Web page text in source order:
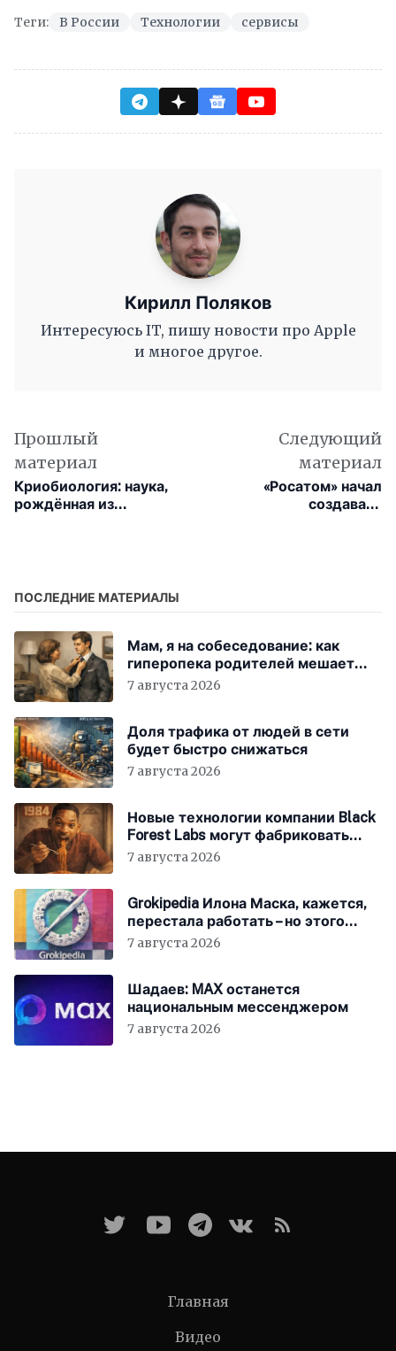
Теги: В России Технологии сервисы
Кирилл Поляков
Интересуюсь IT, пишу новости про Apple
и многое другое.
Прошлый
материал
Криобиология: наука,
рождённая из
Следующий
материал
«Росатом» начал
создавать
ПОСЛЕДНИЕ МАТЕРИАЛЫ
Мам, я на собеседование: как
гиперопека родителей мешает
«зумерам» устроиться в компанию
7 августа 2026
Доля трафика от людей в сети
будет быстро снижаться
7 августа 2026
Новые технологии компании Black
Forest Labs могут фабриковать
историю, как в «1984»
7 августа 2026
Grokipedia Илона Маска, кажется,
перестала работать – но этого
никто не заметил
7 августа 2026
Шадаев: MAX останется
национальным мессенджером
7 августа 2026
Главная
Видео